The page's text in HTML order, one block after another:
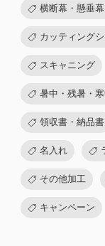
横断幕・懸垂
カッティングシ
スキャニング
暑中・残暑・
領収書・納品書
名入れ
その他加工
キャンペーン